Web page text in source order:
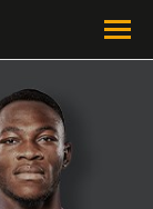
محتوى إخباري
الرئيسية